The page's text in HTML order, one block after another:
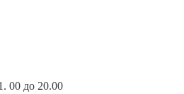
00 до 20.00